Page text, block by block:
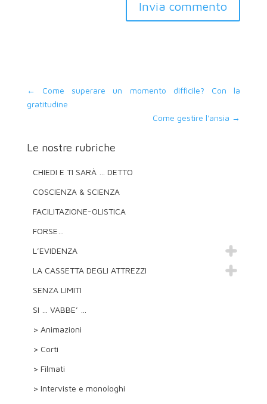
Invia commento
← Come superare un momento difficile? Con la
gratitudine
Come gestire l'ansia →
Le nostre rubriche
CHIEDI E TI SARÀ … DETTO
COSCIENZA & SCIENZA
FACILITAZIONE-OLISTICA
FORSE…
L’EVIDENZA
LA CASSETTA DEGLI ATTREZZI
SENZA LIMITI
SI … VABBE’ …
> Animazioni
> Corti
> Filmati
> Interviste e monologhi